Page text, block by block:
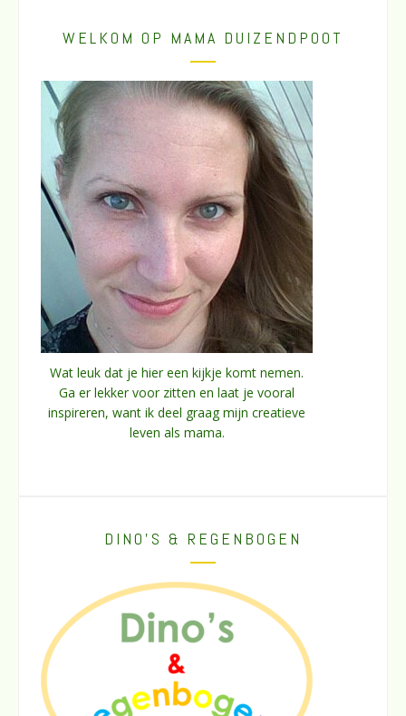
WELKOM OP MAMA DUIZENDPOOT
Wat leuk dat je hier een kijkje komt nemen.
Ga er lekker voor zitten en laat je vooral
inspireren, want ik deel graag mijn creatieve
leven als mama.
DINO’S & REGENBOGEN